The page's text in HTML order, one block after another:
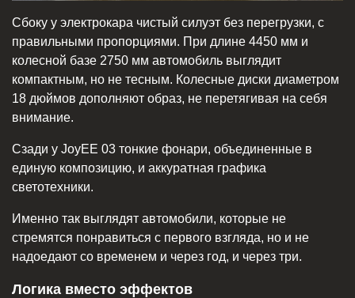
Сбоку у электрокара чистый силуэт без перегрузки, с
правильными пропорциями. При длине 4450 мм и
колесной базе 2750 мм автомобиль выглядит
компактным, но не тесным. Колесные диски диаметром
18 дюймов дополняют образ, не перетягивая на себя
внимание.
Сзади у JoyEE 03 тонкие фонари, объединенные в
единую композицию, и аккуратная графика
светотехники.
Именно так выглядят автомобили, которые не
стремятся понравиться с первого взгляда, но и не
надоедают со временем и через год, и через три.
Логика вместо эффектов